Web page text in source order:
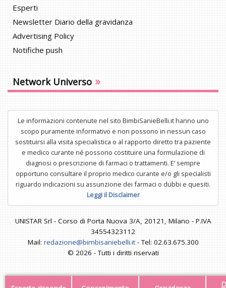
Esperti
Newsletter Diario della gravidanza
Advertising Policy
Notifiche push
Network Universo »
Le informazioni contenute nel sito BimbiSanieBelli.it hanno uno
scopo puramente informativo e non possono in nessun caso
sostituirsi alla visita specialistica o al rapporto diretto tra paziente
e medico curante né possono costituire una formulazione di
diagnosi o prescrizione di farmaci o trattamenti. E’ sempre
opportuno consultare il proprio medico curante e/o gli specialisti
riguardo indicazioni su assunzione dei farmaci o dubbi e quesiti.
Leggi il Disclaimer
UNISTAR Srl - Corso di Porta Nuova 3/A, 20121, Milano - P.IVA
34554323112
Mail: redazione@bimbisaniebelli.it- Tel: 02.63.675.300
© 2026 - Tutti i diritti riservati